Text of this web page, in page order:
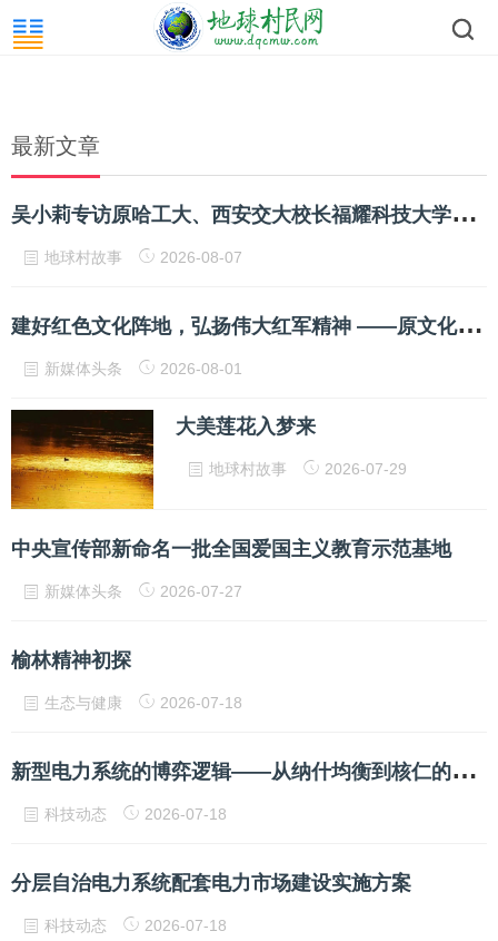
最新文章
吴
小莉专访原哈工大、西安交大校长福耀科技大学校长王树国
地球村故事 2026-08-07
建
好红色文化阵地，弘扬伟大红军精神 ——原文化部老领导周和平等深入书院调研并参加座谈会
新媒体头条 2026-08-01
大美莲花入梦来
地球村故事 2026-07-29
中央宣传部新命名一批全国爱国主义教育示范基地
新媒体头条 2026-07-27
榆林精神初探
生态与健康 2026-07-18
新
型电力系统的博弈逻辑——从纳什均衡到核仁的破局之路
科技动态 2026-07-18
分层自治电力系统配套电力市场建设实施方案
科技动态 2026-07-18